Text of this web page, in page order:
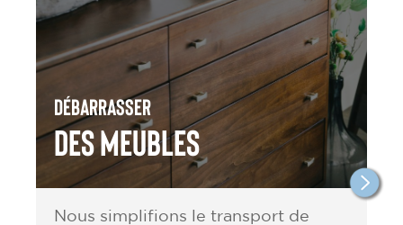
Débarrasser
des meubles
Nous simplifions le transport de